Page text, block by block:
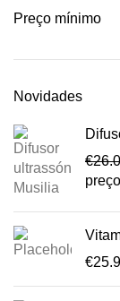
Preço mínimo
Novidades
€
€